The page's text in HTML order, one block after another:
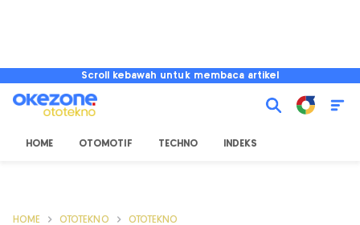
Scroll kebawah untuk membaca artikel
HOME OTOMOTIF TECHNO INDEKS
HOME OTOTEKNO OTOTEKNO